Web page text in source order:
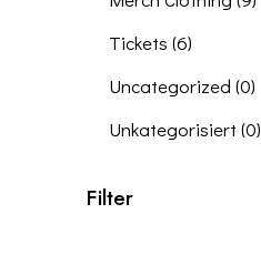
Tickets (6)
Uncategorized (0)
Unkategorisiert (0)
Filter